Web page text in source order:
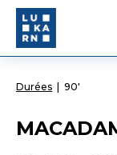
Durées 90'